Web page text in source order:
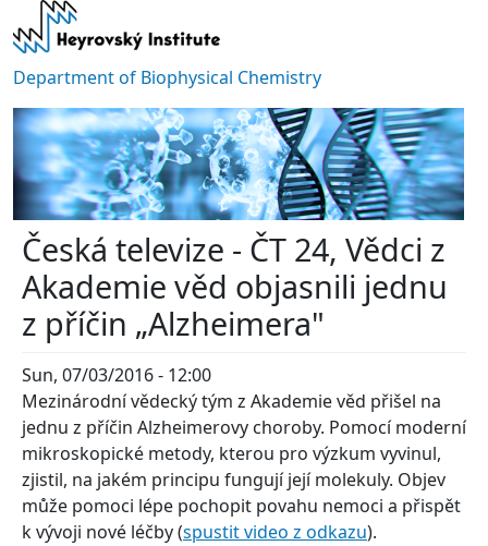
Skip to main content
Department of Biophysical Chemistry
Česká televize - ČT 24, Vědci z
Akademie věd objasnili jednu
z příčin „Alzheimera"
Sun, 07/03/2016 - 12:00
Mezinárodní vědecký tým z Akademie věd přišel na
jednu z příčin Alzheimerovy choroby. Pomocí moderní
mikroskopické metody, kterou pro výzkum vyvinul,
zjistil, na jakém principu fungují její molekuly. Objev
může pomoci lépe pochopit povahu nemoci a přispět
k vývoji nové léčby (spustit video z odkazu).